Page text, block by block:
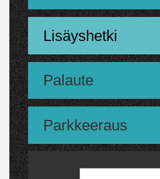
Lisäyshetki
Palaute
Parkkeeraus